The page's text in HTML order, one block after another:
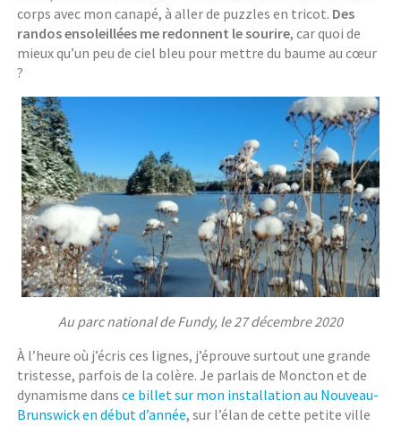
corps avec mon canapé, à aller de puzzles en tricot. Des
randos ensoleillées me redonnent le sourire, car quoi de
mieux qu’un peu de ciel bleu pour mettre du baume au cœur
?
Au parc national de Fundy, le 27 décembre 2020
À l’heure où j’écris ces lignes, j’éprouve surtout une grande
tristesse, parfois de la colère. Je parlais de Moncton et de
dynamisme dansce billet sur mon installation au Nouveau-
Brunswick en début d’année, sur l’élan de cette petite ville